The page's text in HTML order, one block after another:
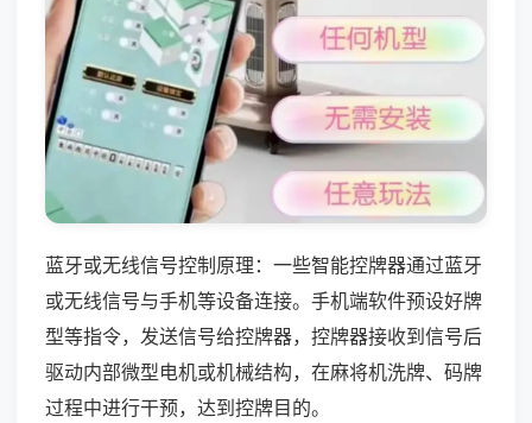
蓝牙或无线信号控制原理：一些智能控牌器通过蓝牙
或无线信号与手机等设备连接。手机端软件预设好牌
型等指令，发送信号给控牌器，控牌器接收到信号后
驱动内部微型电机或机械结构，在麻将机洗牌、码牌
过程中进行干预，达到控牌目的。